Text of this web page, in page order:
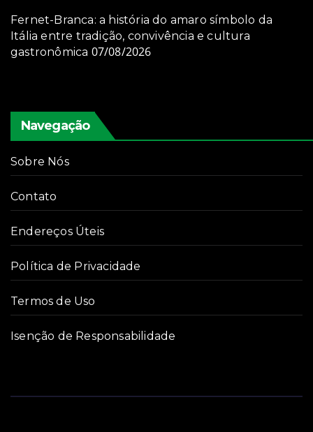
Fernet-Branca: a história do amaro símbolo da
Itália entre tradição, convivência e cultura
gastronômica 07/08/2026
Navegação
Sobre Nós
Contato
Endereços Úteis
Política de Privacidade
Termos de Uso
Isenção de Responsabilidade